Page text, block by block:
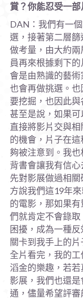
賞？你能忍受一
DAN：我們有一
選，接著第二層
做考量，由大約
員再來根據剩下
會是由熟識的藝
也會再做挑選。
要挖掘，也因此
甚至是說，如果
直接將影片交與
的機會，片子在
夠被注意到。我
背書會讓我有信
先對影展做過相
方說我們這19年
的電影，那如果
們就肯定不會錄
困擾，成為一種
關卡到我手上的
全片看完，我的
滔金的樂趣，若
影展，我們也還
通，儘量希望評